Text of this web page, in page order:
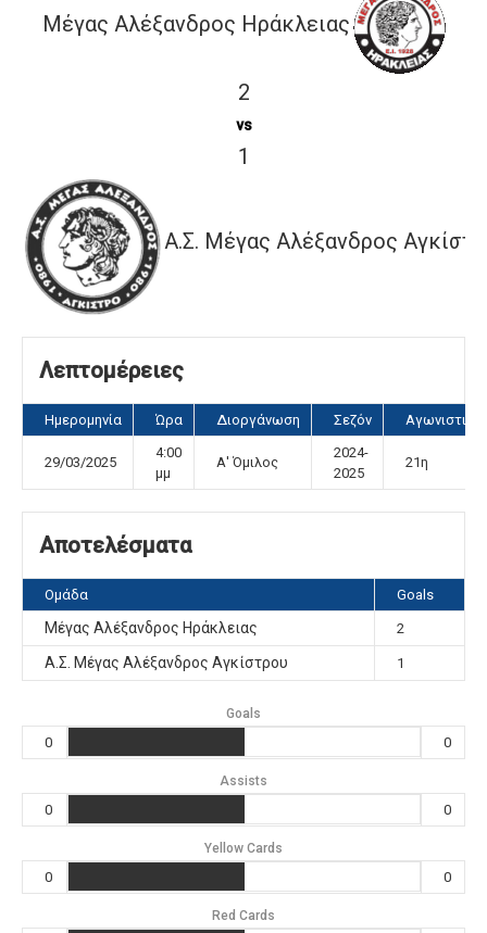
Μέγας Αλέξανδρος Ηράκλειας
2
vs
1
Α.Σ. Μέγας Αλέξανδρος
Λεπτομέρειες
Ημερομηνία Ώρα Διοργάνωση Σεζόν Αγωνιστική
29/03/2025
4:00
μμ
Α' Όμιλος
2024-
2025
21η
Αποτελέσματα
Ομάδα Goals
Μέγας Αλέξανδρος Ηράκλειας 2
Α.Σ. Μέγας Αλέξανδρος Αγκίστρου 1
Goals
0 0
Assists
0 0
Yellow Cards
0 0
Red Cards